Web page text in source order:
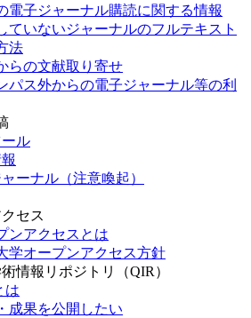
電子ジャーナル購読に関する情報
ていないジャーナルのフルテキスト
法
らの文献取り寄せ
パス外からの電子ジャーナル等の利
ル
ーナル（注意喚起）
セス
ンアクセスとは
学オープンアクセス方針
情報リポジトリ（QIR）
は
成果を公開したい